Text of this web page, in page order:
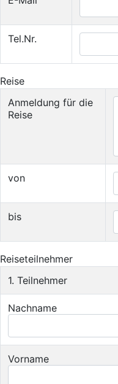
Tel.Nr.
Reise
Anmeldung für die
Reise
von
bis
Reiseteilnehmer
1. Teilnehmer
Nachname
Vorname